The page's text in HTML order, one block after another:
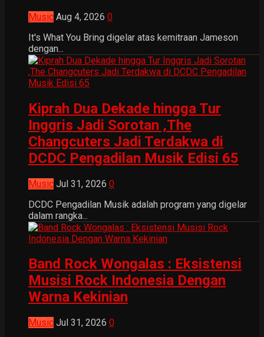
Music Aug 4, 2026 0
It's What You Bring digelar atas kemitraan Jameson
dengan...
Kiprah Dua Dekade hingga Tur
Inggris Jadi Sorotan ,The
Changcuters Jadi Terdakwa di
DCDC Pengadilan Musik Edisi 65
Music Jul 31, 2026 0
DCDC Pengadilan Musik adalah program yang digelar
dalam rangka...
Band Rock Wongalas : Eksistensi
Musisi Rock Indonesia Dengan
Warna Kekinian
Music Jul 31, 2026 0